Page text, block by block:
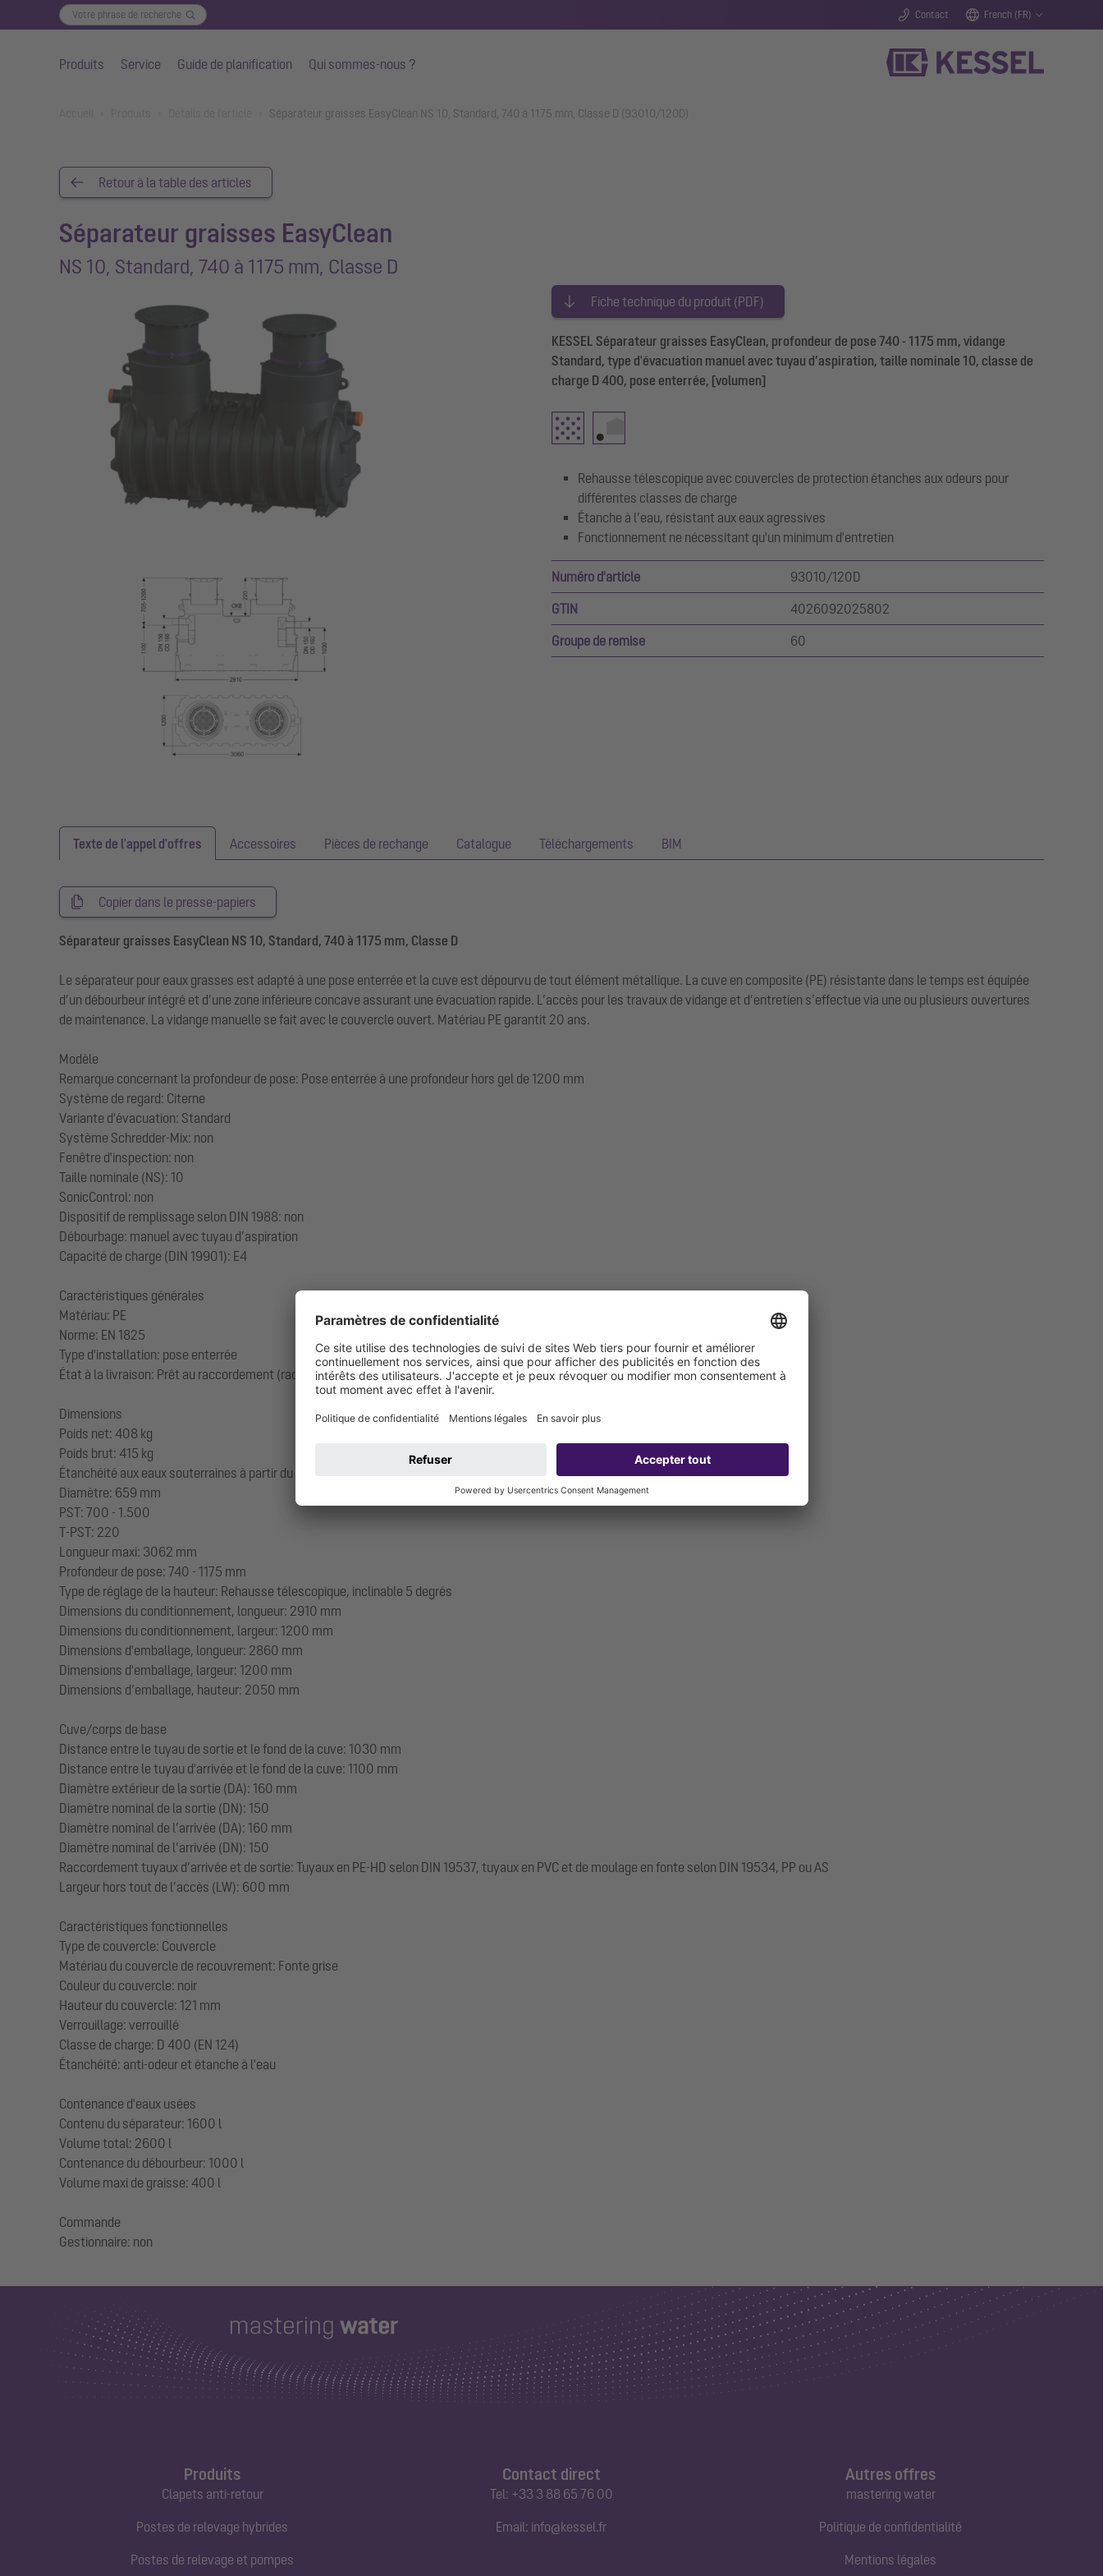
Contact French (FR)
Produits Service Guide de planification Qui sommes-nous ?
Séparateur graisses EasyClean NS 10, Standard, 740 à 1175 mm, Classe D (93010/120D)
Retour à la table des articles
Séparateur graisses EasyClean
NS 10, Standard, 740 à 1175 mm, Classe D
Fiche technique du produit (PDF)
KESSEL Séparateur graisses EasyClean, profondeur de pose 740 - 1175 mm, vidange
Standard, type d'évacuation manuel avec tuyau d’aspiration, taille nominale 10, classe de
charge D 400, pose enterrée, [volumen]
Rehausse télescopique avec couvercles de protection étanches aux odeurs pour
différentes classes de charge
Étanche à l’eau, résistant aux eaux agressives
Fonctionnement ne nécessitant qu'un minimum d'entretien
Numéro d'article 93010/120D
GTIN 4026092025802
Groupe de remise 60
Texte de l'appel d'offres Accessoires Pièces de rechange Catalogue Téléchargements BIM
Copier dans le presse-papiers
Séparateur graisses EasyClean NS 10, Standard, 740 à 1175 mm, Classe D
Le séparateur pour eaux grasses est adapté à une pose enterrée et la cuve est dépourvu de tout élément métallique. La cuve en composite (PE) résistante dans le temps est équipée
d’un débourbeur intégré et d’une zone inférieure concave assurant une évacuation rapide. L’accès pour les travaux de vidange et d’entretien s’effectue via une ou plusieurs ouvertures
de maintenance. La vidange manuelle se fait avec le couvercle ouvert. Matériau PE garantit 20 ans.
Modèle
Remarque concernant la profondeur de pose: Pose enterrée à une profondeur hors gel de 1200 mm
Système de regard: Citerne
Variante d'évacuation: Standard
Système Schredder-Mix: non
Fenêtre d'inspection: non
Taille nominale (NS): 10
SonicControl: non
Dispositif de remplissage selon DIN 1988: non
Débourbage: manuel avec tuyau d’aspiration
Capacité de charge (DIN 19901): E4
Caractéristiques générales
Matériau: PE
Norme: EN 1825
Type d'installation: pose enterrée
État à la livraison: Prêt au raccordement (raccordement des pièces de jonction à prévoir sur site)
Dimensions
Poids net: 408 kg
Poids brut: 415 kg
Étanchéité aux eaux souterraines à partir du point bas de la cuve: 1320 mm
Diamètre: 659 mm
PST: 700 - 1.500
T-PST: 220
Longueur maxi: 3062 mm
Profondeur de pose: 740 - 1175 mm
Type de réglage de la hauteur: Rehausse télescopique, inclinable 5 degrés
Dimensions du conditionnement, longueur: 2910 mm
Dimensions du conditionnement, largeur: 1200 mm
Dimensions d'emballage, longueur: 2860 mm
Dimensions d'emballage, largeur: 1200 mm
Dimensions d’emballage, hauteur: 2050 mm
Cuve/corps de base
Distance entre le tuyau de sortie et le fond de la cuve: 1030 mm
Distance entre le tuyau d'arrivée et le fond de la cuve: 1100 mm
Diamètre extérieur de la sortie (DA): 160 mm
Diamètre nominal de la sortie (DN): 150
Diamètre nominal de l’arrivée (DA): 160 mm
Diamètre nominal de l’arrivée (DN): 150
Raccordement tuyaux d’arrivée et de sortie: Tuyaux en PE-HD selon DIN 19537, tuyaux en PVC et de moulage en fonte selon DIN 19534, PP ou AS
Largeur hors tout de l’accès (LW): 600 mm
Caractéristiques fonctionnelles
Type de couvercle: Couvercle
Matériau du couvercle de recouvrement: Fonte grise
Couleur du couvercle: noir
Hauteur du couvercle: 121 mm
Verrouillage: verrouillé
Classe de charge: D 400 (EN 124)
Étanchéité: anti-odeur et étanche à l'eau
Contenance d'eaux usées
Contenu du séparateur: 1600 l
Volume total: 2600 l
Contenance du débourbeur: 1000 l
Volume maxi de graisse: 400 l
Commande
Produits
Clapets anti-retour
Postes de relevage hybrides
Postes de relevage et pompes
Contact direct
Tel: +33 3 88 65 76 00
Email: info@kessel.fr
Autres offres
mastering water
Politique de confidentialité
Mentions légales